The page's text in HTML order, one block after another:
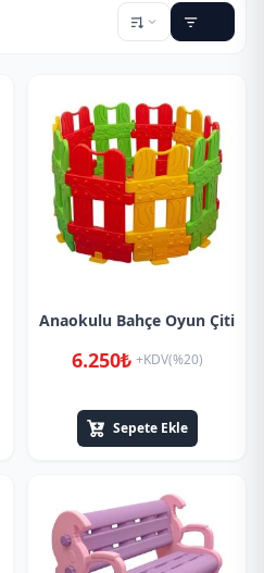
Anaokulu Bahçe Oyun Çiti
6.250₺ +KDV(%20)
Sepete Ekle